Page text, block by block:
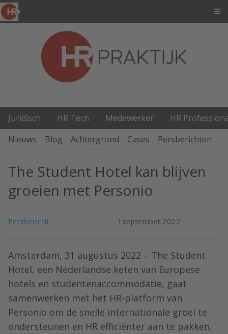
Juridisch HR Tech Medewerker
HR
Nieuws
Blog Achtergrond Cases Persberichten
The Student Hotel kan blijven
groeien met Personio
Persbericht 1 september 2022
Amsterdam, 31 augustus 2022 – The Student
Hotel, een Nederlandse keten van Europese
hotels en studentenaccommodatie, gaat
samenwerken met het HR-platform van
Personio om de snelle internationale groei te
ondersteunen en HR efficiënter aan te pakken.